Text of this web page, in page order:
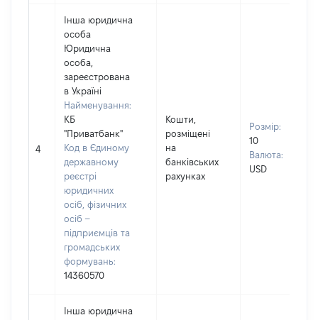
4
Інша юридична
особа
Юридична
особа,
зареєстрована
в Україні
Найменування:
КБ
"Приватбанк"
Код в Єдиному
державному
реєстрі
юридичних
осіб, фізичних
осіб –
підприємців та
громадських
формувань:
14360570
Кошти,
розміщені
на
банківських
рахунках
Розмір:
10
Валюта:
USD
Інша юридична